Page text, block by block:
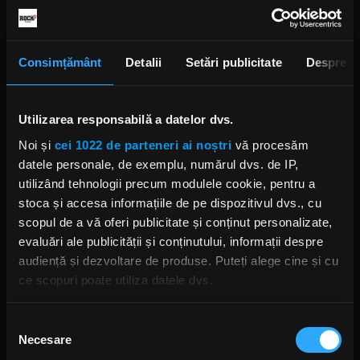
Consimțământ Detalii Setări publicitate Despre
Utilizarea responsabilă a datelor dvs.
Noi și cei 1022 de parteneri ai noștri vă procesăm
datele personale, de exemplu, numărul dvs. de IP,
utilizând tehnologii precum modulele cookie, pentru a
stoca și accesa informațiile de pe dispozitivul dvs., cu
scopul de a vă oferi publicitate și conținut personalizate,
evaluări ale publicității și conținutului, informații despre
audiență și dezvoltare de produse. Puteți alege cine și cu
ce scopuri poate utiliza datele dvs.
Să colectăm informațiile cu privire la locația dvs.
consimțământului
Necesare